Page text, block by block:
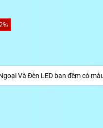
Và Đèn LED ban đêm có